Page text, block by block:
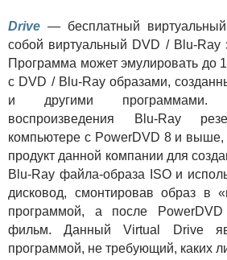
Drive — бесплатный виртуальный
собой виртуальный DVD / Blu-Ray
Программа может эмулировать до
с DVD / Blu-Ray образами,
и другими
воспроизведения Blu-Ray
компьютере с PowerDVD 8 и выше,
продукт данной компании для
Blu-Ray файла-образа ISO и
дисковод, смонтировав образ в
программой, а после PowerDVD
фильм. Данный Virtual Drive
программой, не требующий, каких